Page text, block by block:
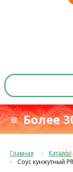
≡ Более
Главная Каталог
Соус кунжутный